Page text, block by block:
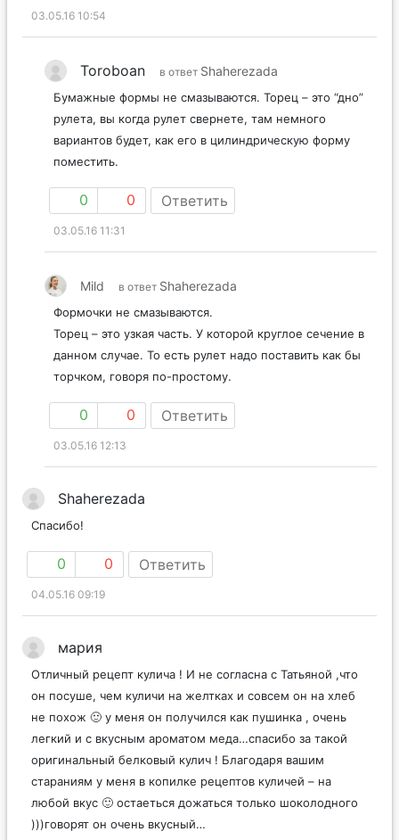
03.05.16 10:54
Toroboan в ответ Shaherezada
Бумажные формы не смазываются. Торец – это “дно”
рулета, вы когда рулет свернете, там немного
вариантов будет, как его в цилиндрическую форму
поместить.
0 0 Ответить
03.05.16 11:31
Mild в ответ Shaherezada
Формочки не смазываются.
Торец – это узкая часть. У которой круглое сечение в
данном случае. То есть рулет надо поставить как бы
торчком, говоря по-простому.
0 0 Ответить
03.05.16 12:13
Shaherezada
Спасибо!
0 0 Ответить
04.05.16 09:19
мария
Отличный рецепт кулича ! И не согласна с Татьяной ,что
он посуше, чем куличи на желтках и совсем он на хлеб
не похож 🙂 у меня он получился как пушинка , очень
легкий и с вкусным ароматом меда…спасибо за такой
оригинальный белковый кулич ! Благодаря вашим
стараниям у меня в копилке рецептов куличей – на
любой вкус 🙂 остаеться дожаться только шоколодного
)))говорят он очень вкусный…